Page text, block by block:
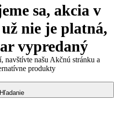
sa, akcia v
nie je platná,
vypredaný
navštívte našu Akčnú stránku a
produkty
Hľadanie